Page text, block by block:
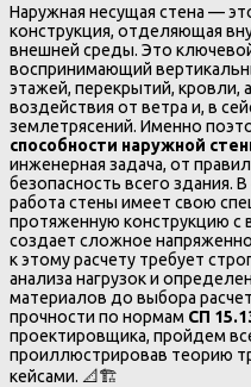
Наружная несущая стена —
конструкция, отделяющая
внешней среды. Это
воспринимающий
этажей, перекрытий, кровли,
воздействия от ветра и, в
землетрясений. Именно
способности наружной
инженерная задача, от
безопасность всего здания.
работа стены имеет свою
протяженную конструкцию
создает сложное
к этому расчету требует
анализа нагрузок и
материалов до выбора
прочности по нормам СП
проектировщика, пройдем
проиллюстрировав теорию
кейсами. 📐🏗️